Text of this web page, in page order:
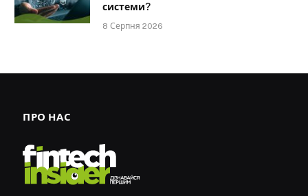
системи?
8 Серпня 2026
ПРО НАС